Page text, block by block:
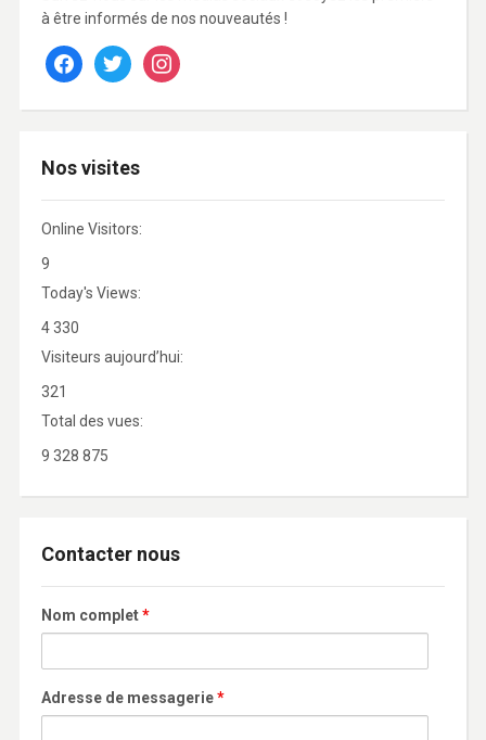
à être informés de nos nouveautés !
facebooktwitter instagram
Nos visites
Online Visitors:
9
Today's Views:
4 330
Visiteurs aujourd’hui:
321
Total des vues:
9 328 875
Contacter nous
Nom complet*
Adresse de messagerie*